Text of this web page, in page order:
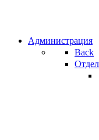
Администрация
Back